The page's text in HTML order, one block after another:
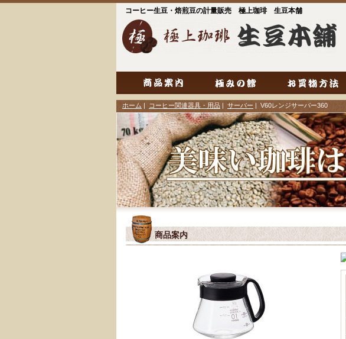
コーヒー生豆・焙煎豆の計量販売 極上珈琲 生豆本舗
ホーム | コーヒー関連器具・用品 | サーバー | V60レンジサーバー360
商品案内